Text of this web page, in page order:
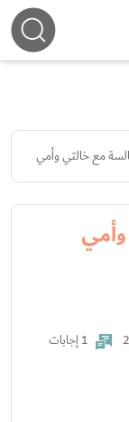
مع خالتي وأمي
1 إجابات